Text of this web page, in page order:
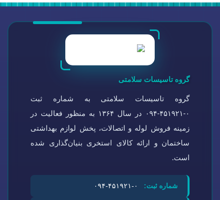
گروه تاسیسات سلامتی
گروه تاسیسات سلامتی به شماره ثبت
۰-۴۵۱۹۲۱-۰۹۴ در سال ۱۳۶۴ به منظور فعالیت در
زمینه فروش لوله و اتصالات، پخش لوازم بهداشتی
ساختمان و ارائه کالای استخری بنیان‌گذاری شده
است.
شماره ثبت: